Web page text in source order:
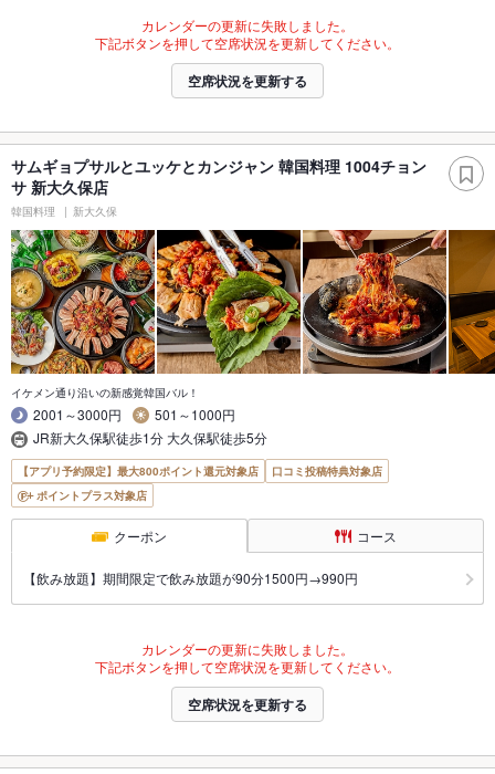
カレンダーの更新に失敗しました。
下記ボタンを押して空席状況を更新してください。
空席状況を更新する
サムギョプサルとユッケとカンジャン 韓国料理 1004チョン
サ 新大久保店
韓国料理 新大久保
イケメン通り沿いの新感覚韓国バル！
2001～3000円
501～1000円
JR新大久保駅徒歩1分 大久保駅徒歩5分
【アプリ予約限定】最大800ポイント還元対象店
口コミ投稿特典対象店
ポイントプラス対象店
クーポン コース
【飲み放題】期間限定で飲み放題が90分1500円→990円
カレンダーの更新に失敗しました。
下記ボタンを押して空席状況を更新してください。
空席状況を更新する